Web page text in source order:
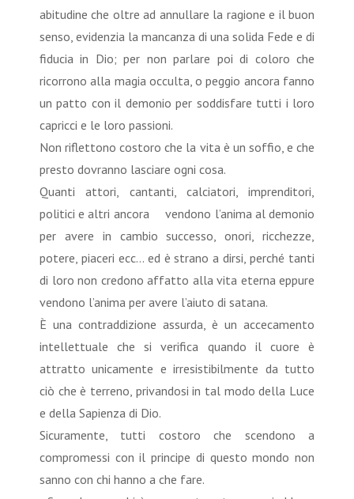
abitudine che oltre ad annullare la ragione e il buon
senso, evidenzia la mancanza di una solida Fede e di
fiducia in Dio; per non parlare poi di coloro che
ricorrono alla magia occulta, o peggio ancora fanno
un patto con il demonio per soddisfare tutti i loro
capricci e le loro passioni.
Non riflettono costoro che la vita è un soffio, e che
presto dovranno lasciare ogni cosa.
Quanti attori, cantanti, calciatori, imprenditori,
politici e altri ancora vendono l’anima al demonio
per avere in cambio successo, onori, ricchezze,
potere, piaceri ecc… ed è strano a dirsi, perché tanti
di loro non credono affatto alla vita eterna eppure
vendono l’anima per avere l’aiuto di satana.
È una contraddizione assurda, è un accecamento
intellettuale che si verifica quando il cuore è
attratto unicamente e irresistibilmente da tutto
ciò che è terreno, privandosi in tal modo della Luce
e della Sapienza di Dio.
Sicuramente, tutti costoro che scendono a
compromessi con il principe di questo mondo non
sanno con chi hanno a che fare.